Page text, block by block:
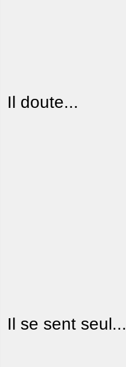
Il doute...
Il se sent seul...